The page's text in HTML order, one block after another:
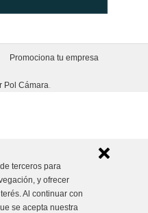
terceros para
y ofrecer
Al continuar con
se acepta nuestra
Promociona tu empresa
Pol Cámara.